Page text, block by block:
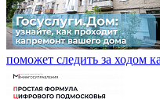
поможет следить за ходом